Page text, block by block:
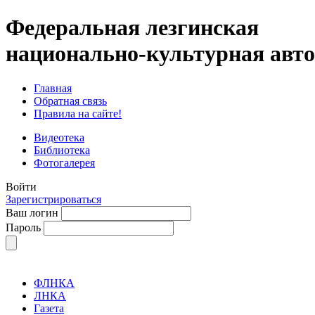
Федеральная лезгинская
национально-культурная
Главная
Обратная связь
Правила на сайте!
Видеотека
Библиотека
Фотогалерея
Войти
Зарегистрироваться
Ваш логин
Пароль
ФЛНКА
ЛНКА
Газета